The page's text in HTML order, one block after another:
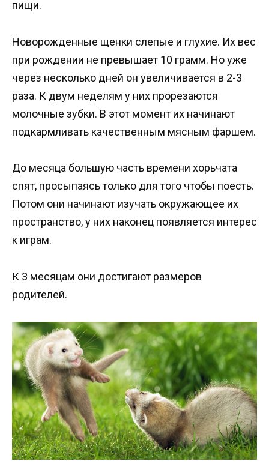
пищи.
Новорожденные щенки слепые и глухие. Их вес
при рождении не превышает 10 грамм. Но уже
через несколько дней он увеличивается в 2-3
раза. К двум неделям у них прорезаются
молочные зубки. В этот момент их начинают
подкармливать качественным мясным фаршем.
До месяца большую часть времени хорьчата
спят, просыпаясь только для того чтобы поесть.
Потом они начинают изучать окружающее их
пространство, у них наконец появляется интерес
к играм.
К 3 месяцам они достигают размеров
родителей.